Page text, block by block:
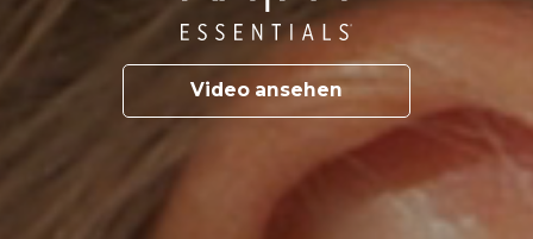
Video ansehen